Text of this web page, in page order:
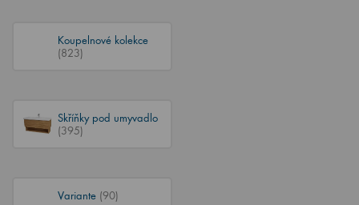
Koupelnové kolekce
(823)
Skříňky pod umyvadlo
(395)
Variante (90)